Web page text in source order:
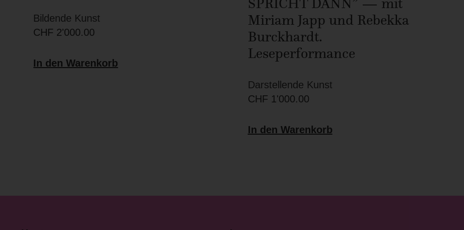
Bildende Kunst
CHF 2'000.00
In den Warenkorb
Miriam Japp und Rebekka
Burckhardt.
Leseperformance
Darstellende Kunst
CHF 1'000.00
In den Warenkorb